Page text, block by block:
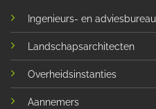
Ingenieurs- en
Landschapsarchitecten
Overheidsinstanties
Aannemers